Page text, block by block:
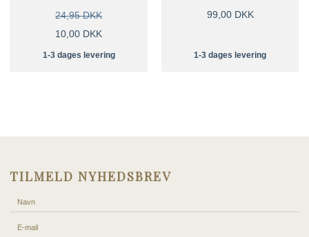
24,95 DKK
10,00 DKK
1-3 dages levering
99,00 DKK
1-3 dages levering
TILMELD NYHEDSBREV